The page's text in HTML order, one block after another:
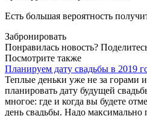
Есть большая вероятность
Забронировать
Понравилась новость?
Посмотрите также
Планируем дату свадьбы в 2019
Теплые деньки уже не за горами
планировать дату будущей
многое: где и когда вы будете
день свадьбы. Надо максимально